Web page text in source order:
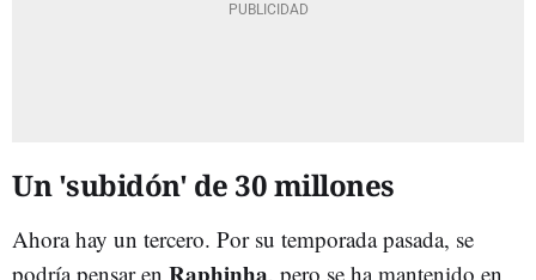
Un 'subidón' de 30 millones
Ahora hay un tercero. Por su temporada pasada, se
podría pensar en Raphinha, pero se ha mantenido en